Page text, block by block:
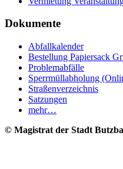
Dokumente
Abfallkalender
Bestellung Papiersack
Problemabfälle
Sperrmüllabholung
Straßenverzeichnis
Satzungen
mehr…
© Magistrat der Stadt